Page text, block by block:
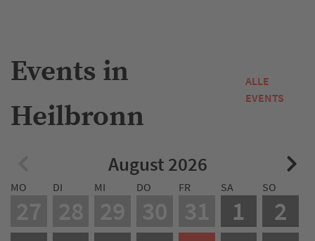
Events in
Heilbronn
ALLE
EVENTS
August 2026
MO DI MI DO FR SA SO
1
2